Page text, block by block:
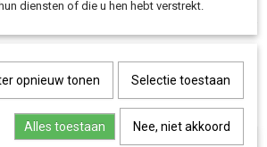
Save
diensten of die u hen hebt verstrekt.
opnieuw tonen Selectie toestaan
Alles toestaan Nee, niet akkoord